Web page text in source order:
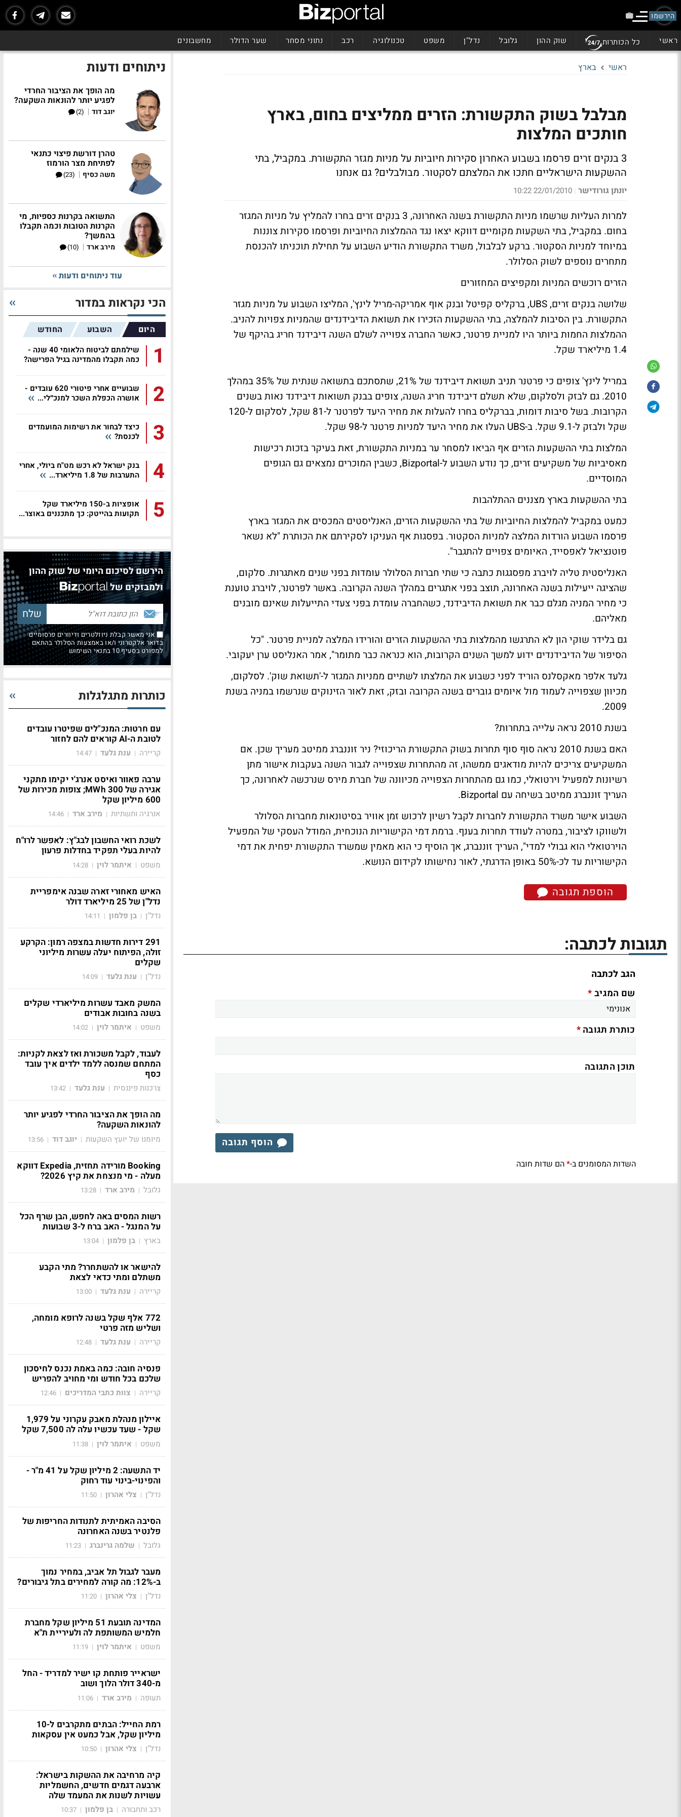
הירשמו
ראשי כל הכותרות שוק ההון גלובל נדל"ן משפט טכנולוגיה רכב נתוני מסחר שער הדולר מחשבונים
ראשי בארץ
מבלבל בשוק התקשורת: הזרים ממליצים בחום, בארץ
חותכים המלצות
3 בנקים זרים פרסמו בשבוע האחרון סקירות חיוביות על מניות מגזר התקשורת. במקביל, בתי
ההשקעות הישראליים חתכו את המלצתם לסקטור. מבולבלים? גם אנחנו
יונתן גורודישר |
22/01/2010 10:22
למרות העליות שרשמו מניות התקשורת בשנה האחרונה, 3 בנקים זרים בחרו להמליץ על מניות המגזר
בחום. במקביל, בתי השקעות מקומיים דווקא יצאו נגד ההמלצות החיוביות ופרסמו סקירות צוננות
במיוחד למניות הסקטור. ברקע לבלבול, משרד התקשורת הודיע השבוע על תחילת תוכניתו להכנסת
מתחרים נוספים לשוק הסלולר.
הזרים רוכשים המניות ומקפיצים המחזורים
שלושה בנקים זרים, UBS, ברקליס קפיטל ובנק אוף אמריקה-מריל לינץ', המליצו השבוע על מניות מגזר
התקשורת. בין הסיבות להמלצה, בתי ההשקעות הזכירו את תשואת הדיבידנדים שהמניות צפויות להניב.
ההמלצות החמות ביותר היו למניית פרטנר, כאשר החברה צפוייה לשלם השנה דיבידנד חריג בהיקף של
1.4 מיליארד שקל.
במריל לינץ' צופים
כי פרטנר תניב תשואת דיבידנד של 21%, שתסתכם בתשואה שנתית של 35% במהלך
2010. גם לבזק ולסלקום, שלא תשלם דיבידנד חריג השנה, צופים בבנק תשואות דיבידנד נאות בשנים
הקרובות. בשל סיבות דומות, בברקליס בחרו להעלות את מחיר היעד לפרטנר ל-81 שקל, לסלקום ל-120
שקל ולבזק ל-9.1 שקל.
ב-UBS העלו את מחיר היעד
למניות פרטנר ל-98 שקל.
המלצות בתי ההשקעות הזרים אף הביאו למסחר ער במניות התקשורת, זאת בעיקר בזכות רכישות
מאסיביות של משקיעים זרים, כך נודע השבוע ל-Bizportal, כשבין המוכרים נמצאים גם הגופים
המוסדיים.
בתי ההשקעות בארץ מצננים ההתלהבות
כמעט במקביל להמלצות החיוביות של בתי ההשקעות הזרים, האנליסטים המכסים את המגזר בארץ
פרסמו השבוע הורדות המלצה למניות הסקטור. בפסגות אף העניקו לסקירתם את הכותרת "לא נשאר
פוטנציאל לאפסייד, האיומים צפויים להתגבר".
האנליסטית טליה לויברג מפסגגות כתבה כי שתי חברות הסלולר עומדות בפני שנים מאתגרות. סלקום,
שהציגה ייעילות בשנה האחרונה, תוצב בפני אתגרים במהלך השנה הקרובה. באשר לפרטנר, לויברג טוענת
כי מחיר המניה מגלם כבר את תשואת הדיבידנד, כשהחברה עומדת בפני צעדי התייעלות שאינם מובנים
מאליהם.
גם בלידר שוקי הון לא התרגשו מהמלצות בתי ההשקעות הזרים והורידו המלצה למניית פרטנר. "כל
הסיפור של הדיבידנדים ידוע למשך השנים הקרובות, הוא כנראה כבר מתומר", אמר האנליסט ערן יעקובי.
גלעד אלפר מאקסלנס הוריד לפני כשבוע את המלצתו לשתיים ממניות המגזר ל-'תשואת שוק'. לסלקום,
מכיוון שצפוייה לעמוד מול איומים גוברים בשנה הקרובה ובזק, זאת לאור הזינוקים שנרשמו במניה בשנת
2009.
בשנת 2010 נראה עלייה בתחרות?
האם בשנת 2010 נראה סוף סוף תחרות בשוק התקשורת הריכוזי? ניר זוננברג ממיטב מעריך שכן. אם
המשקיעים צריכים להיות מודאגים ממשהו, זה מהתחרות שצפוייה לגבור השנה בעקבות אישור מתן
רשיונות למפעיל וירטואלי, כמו גם מהתחרות הצפוייה מכיוונה של חברת מירס שנרכשה לאחרונה, כך
העריך זוננברג ממיטב בשיחה עם Bizportal.
השבוע אישר משרד התקשורת לחברות לקבל רשיון לרכוש זמן אוויר בסיטונאות מחברות הסלולר
ולשווקו לציבור, במטרה לעודד תחרות בענף. ברמת דמי הקישוריות הנוכחית, המודל העסקי של המפעיל
הוירטואלי הוא גבולי למדי", העריך זוננברג, אך הוסיף כי הוא מאמין שמשרד התקשורת יפחית את דמי
הקישוריות עד לכ-50% באופן הדרגתי, לאור נחישותו לקידום הנושא.
הוספת תגובה
תגובות לכתבה:
הגב לכתבה
שם המגיב*
כותרת תגובה*
תוכן התגובה
הוסף תגובה
השדות המסומנים ב-*הם שדות חובה
ניתוחים ודעות
מה הופך את הציבור החרדי
לפגיע יותר להונאות השקעה?
יוגב דוד |
(2)
טהרן דורשת פיצוי כתנאי
לפתיחת מצר הורמוז
משה כסיף |
(23)
התשואה בקרנות כספיות, מי
הקרנות הטובות וכמה תקבלו
בהמשך?
מירב ארד |
(10)
עוד ניתוחים ודעות
הכי נקראות במדור
היום השבוע החודש
1
שילמתם לביטוח הלאומי 40 שנה -
כמה תקבלו מהמדינה בגיל הפרישה?
2
שבועיים אחרי פיטורי 620 עובדים -
אושרה הכפלת השכר למנכ״לי...
3
כיצד לבחור את רשימות המועמדים
לכנסת?
4
בנק ישראל לא רכש מט"ח ביולי, אחרי
התערבות של 1.8 מיליארד...
5
אופציות ב-150 מיליארד שקל
תקועות בהייטק: כך מתכננים באוצר...
הירשם לסיכום היומי של שוק ההון
ולמבזקים של
אני מאשר קבלת ניוזלטרים ודיוורים פרסומיים
בדואר אלקטרוני ו/או באמצעות הסלולר בהתאם
למפורט בסעיף 10 בתנאי השימוש
כותרות מתגלגלות
עם חרטות: המנכ"לים שפיטרו עובדים
לטובת ה-AI קוראים להם לחזור
קריירה | ענת גלעד |
14:47
ערבה פאוור ואיסט אנרג'י יקימו מתקני
אגירה של 300 MWh; צופות מכירות של
600 מיליון שקל
אנרגיה ותשתיות | מירב ארד |
14:46
לשכת רואי החשבון לבג"ץ: לאפשר לרו"ח
להיות בעלי תפקיד בחדלות פרעון
משפט | איתמר לוין |
14:28
האיש מאחורי זארה שבנה אימפריית
נדל"ן של 25 מיליארד דולר
נדל"ן | בן פלמון |
14:11
291 דירות חדשות במצפה רמון: הקרקע
זולה, הפיתוח יעלה עשרות מיליוני
שקלים
נדל"ן | ענת גלעד |
14:09
המשק מאבד עשרות מיליארדי שקלים
בשנה בחובות אבודים
משפט | איתמר לוין |
14:02
לעבוד, לקבל משכורת ואז לצאת לקניות:
המתחם שמנסה ללמד ילדים איך עובד
כסף
צרכנות פיננסית | ענת גלעד |
13:42
מה הופך את הציבור החרדי לפגיע יותר
להונאות השקעה?
מיומנו של יועץ השקעות | יוגב דוד |
13:56
Booking מורידה תחזית, Expedia דווקא
מעלה - מי מנצחת את קיץ 2026?
גלובל | מירב ארד |
13:28
רשות המסים באה לחפש, הבן שרף הכל
על המנגל - האב ברח ל-3 שבועות
בארץ | בן פלמון |
13:04
להישאר או להשתחרר? מתי הקבע
משתלם ומתי כדאי לצאת
קריירה | ענת גלעד |
13:00
772 אלף שקל בשנה לרופא מומחה,
ושליש מזה פרטי
קריירה | ענת גלעד |
12:48
פנסיה חובה: כמה באמת נכנס לחיסכון
שלכם בכל חודש ומי מחויב להפריש
קריירה | צוות כתבי המדריכים |
12:46
איילון מנהלת מאבק עקרוני על 1,979
שקל - שעד עכשיו עלה לה 7,500 שקל
משפט | איתמר לוין |
11:38
יד התשעה: 2 מיליון שקל על 41 מ"ר -
והפינוי-בינוי עוד רחוק
נדל"ן | צלי אהרון |
11:50
הסיבה האמיתית לתנודות החריפות של
פלנטיר בשנה האחרונה
גלובל | שלמה גרינברג |
11:23
מעבר לגבול תל אביב, במחיר נמוך
ב-12%: מה קורה למחירים בתל גיבורים?
נדל"ן | צלי אהרון |
11:20
המדינה תובעת 51 מיליון שקל מחברת
חלמיש המשותפת לה ולעיריית ת"א
משפט | איתמר לוין |
11:19
ישראייר פותחת קו ישיר למדריד - החל
מ-340 דולר הלוך ושוב
תעופה | מירב ארד |
11:06
רמת החייל: הבתים מתקרבים ל-10
מיליון שקל, אבל כמעט אין עסקאות
נדל"ן | צלי אהרון |
10:50
קיה מרחיבה את ההשקות בישראל:
ארבעה דגמים חדשים, החשמליות
עשויות לשנות את המעמד שלה
רכב ותחבורה | בן פלמון |
10:37